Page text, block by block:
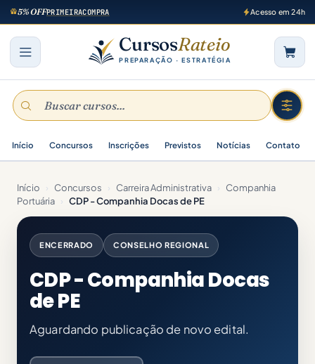
5% OFFPRIMEIRACOMPRA Acesso em 24h
CursosRateio
PREPARAÇÃO · ESTRATÉGIA
Início Concursos Inscrições Previstos Notícias Contato
Início › Concursos › Carreira Administrativa ›
Companhia
Portuária › CDP - Companhia Docas de PE
ENCERRADO CONSELHO REGIONAL
CDP - Companhia Docas
de PE
Aguardando publicação de novo edital.